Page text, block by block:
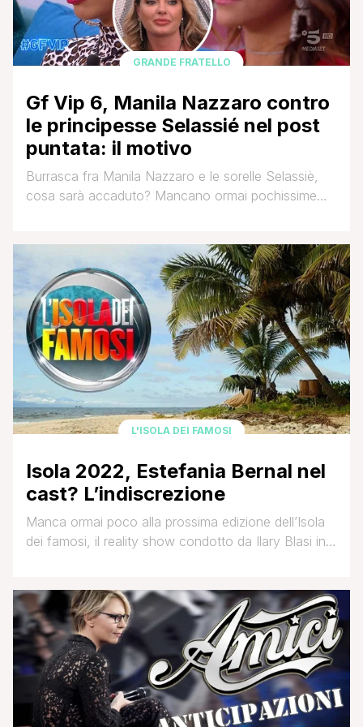
GRANDE FRATELLO
Gf Vip 6, Manila Nazzaro contro
le principesse Selassié nel post
puntata: il motivo
Burrasca fra Manila Nazzaro e le sorelle Selassiè,
cosa sarà accaduto? Mancano ormai pochissime
sempre più incandescente. La puntata di ieri sera
condotta come di consueto da Alfonso Signorini ha
riservato alcune sorprese, come l'eliminazione a
sorpresa [']
L'ISOLA DEI FAMOSI
Isola 2022, Estefania Bernal nel
cast? L’indiscrezione
Manca ormai poco alla prossima edizione dell’Isola
dei famosi, il reality show condotto da Ilary Blasi in
opinionisti, mentre Alvin sarà inviato dall'Honduras. Il
cast che va delineandosi giorno dopo giorno
presenta numerose novità, come la divisione in [']